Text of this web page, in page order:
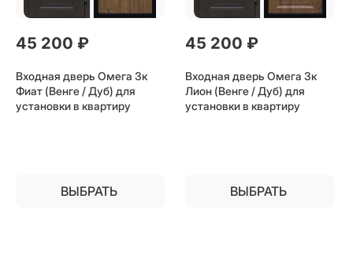
45 200 ₽
Входная дверь Омега 3к
Фиат (Венге / Дуб) для
установки в квартиру
ВЫБРАТЬ
45 200 ₽
Входная дверь Омега 3к
Лион (Венге / Дуб) для
установки в квартиру
ВЫБРАТЬ